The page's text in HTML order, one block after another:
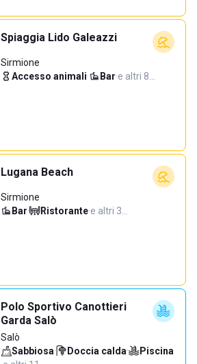
Spiaggia Lido Galeazzi
Sirmione
Accesso animali· Bar·e altri 8…
Lugana Beach
Sirmione
Bar· Ristorante·e altri 3…
Polo Sportivo Canottieri
Garda Salò
Salò
Sabbiosa· Doccia calda·
Piscina